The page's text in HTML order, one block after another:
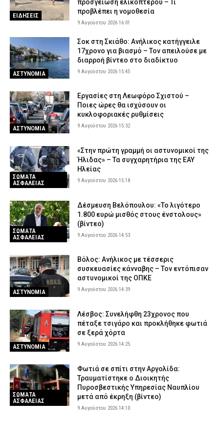
ΕΙΔΗΣΕΙΣ
προσγείωση ελικοπτέρου – Τι
προβλέπει η νομοθεσία
9 Αυγούστου 2026 16:01
ΑΣΤΥΝΟΜΙΑ
Σοκ στη Σκιάθο: Ανήλικος κατήγγειλε
17χρονο για βιασμό – Τον απειλούσε με
διαρροή βίντεο στο διαδίκτυο
9 Αυγούστου 2026 15:45
ΑΣΤΥΝΟΜΙΑ
Εργασίες στη Λεωφόρο Σχιστού –
Ποιες ώρες θα ισχύσουν οι
κυκλοφοριακές ρυθμίσεις
9 Αυγούστου 2026 15:32
ΣΩΜΑΤΑ
ΑΣΦΑΛΕΙΑΣ
«Στην πρώτη γραμμή οι αστυνομικοί της
Ήλιδας» – Τα συγχαρητήρια της ΕΑΥ
Ηλείας
9 Αυγούστου 2026 15:18
ΣΩΜΑΤΑ
ΑΣΦΑΛΕΙΑΣ
Δέσμευση Βελόπουλου: «Το λιγότερο
1.800 ευρώ μισθός στους ένστολους»
(βίντεο)
9 Αυγούστου 2026 14:53
ΑΣΤΥΝΟΜΙΑ
Βόλος: Ανήλικος με τέσσερις
συσκευασίες κάνναβης – Τον εντόπισαν
αστυνομικοί της ΟΠΚΕ
9 Αυγούστου 2026 14:39
ΑΣΤΥΝΟΜΙΑ
Λέσβος: Συνελήφθη 23χρονος που
πέταξε τσιγάρο και προκλήθηκε φωτιά
σε ξερά χόρτα
9 Αυγούστου 2026 14:25
ΣΩΜΑΤΑ
ΑΣΦΑΛΕΙΑΣ
Φωτιά σε σπίτι στην Αργολίδα:
Τραυματίστηκε o Διοικητής
Πυροσβεστικής Υπηρεσίας Ναυπλίου
μετά από έκρηξη (βίντεο)
9 Αυγούστου 2026 14:10